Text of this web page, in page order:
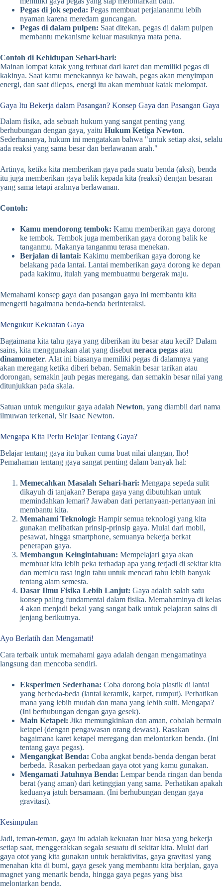
Pegas di jok sepeda: Pegas membuat perjalananmu lebih
nyaman karena meredam guncangan.
Pegas di dalam pulpen: Saat ditekan, pegas di dalam pulpen
membantu mekanisme keluar masuknya mata pena.
Contoh di Kehidupan Sehari-hari:
Mainan lompat katak yang terbuat dari karet dan memiliki pegas di
kakinya. Saat kamu menekannya ke bawah, pegas akan menyimpan
energi, dan saat dilepas, energi itu akan membuat katak melompat.
Gaya Itu Bekerja dalam Pasangan? Konsep Gaya dan Pasangan Gaya
Dalam fisika, ada sebuah hukum yang sangat penting yang
berhubungan dengan gaya, yaitu Hukum Ketiga Newton.
Sederhananya, hukum ini mengatakan bahwa "untuk setiap aksi, selalu
ada reaksi yang sama besar dan berlawanan arah."
Artinya, ketika kita memberikan gaya pada suatu benda (aksi), benda
itu juga memberikan gaya balik kepada kita (reaksi) dengan besaran
yang sama tetapi arahnya berlawanan.
Contoh:
Kamu mendorong tembok: Kamu memberikan gaya dorong
ke tembok. Tembok juga memberikan gaya dorong balik ke
tanganmu. Makanya tanganmu terasa menekan.
Berjalan di lantai: Kakimu memberikan gaya dorong ke
belakang pada lantai. Lantai memberikan gaya dorong ke depan
pada kakimu, itulah yang membuatmu bergerak maju.
Memahami konsep gaya dan pasangan gaya ini membantu kita
mengerti bagaimana benda-benda berinteraksi.
Mengukur Kekuatan Gaya
Bagaimana kita tahu gaya yang diberikan itu besar atau kecil? Dalam
sains, kita menggunakan alat yang disebut neraca pegas atau
dinamometer. Alat ini biasanya memiliki pegas di dalamnya yang
akan meregang ketika diberi beban. Semakin besar tarikan atau
dorongan, semakin jauh pegas meregang, dan semakin besar nilai yang
ditunjukkan pada skala.
Satuan untuk mengukur gaya adalah Newton, yang diambil dari nama
ilmuwan terkenal, Sir Isaac Newton.
Mengapa Kita Perlu Belajar Tentang Gaya?
Belajar tentang gaya itu bukan cuma buat nilai ulangan, lho!
Pemahaman tentang gaya sangat penting dalam banyak hal:
Memecahkan Masalah Sehari-hari: Mengapa sepeda sulit
dikayuh di tanjakan? Berapa gaya yang dibutuhkan untuk
memindahkan lemari? Jawaban dari pertanyaan-pertanyaan ini
membantu kita.
Memahami Teknologi: Hampir semua teknologi yang kita
gunakan melibatkan prinsip-prinsip gaya. Mulai dari mobil,
pesawat, hingga smartphone, semuanya bekerja berkat
penerapan gaya.
Membangun Keingintahuan: Mempelajari gaya akan
membuat kita lebih peka terhadap apa yang terjadi di sekitar kita
dan memicu rasa ingin tahu untuk mencari tahu lebih banyak
tentang alam semesta.
Dasar Ilmu Fisika Lebih Lanjut: Gaya adalah salah satu
konsep paling fundamental dalam fisika. Memahaminya di kelas
4 akan menjadi bekal yang sangat baik untuk pelajaran sains di
jenjang berikutnya.
Ayo Berlatih dan Mengamati!
Cara terbaik untuk memahami gaya adalah dengan mengamatinya
langsung dan mencoba sendiri.
Eksperimen Sederhana: Coba dorong bola plastik di lantai
yang berbeda-beda (lantai keramik, karpet, rumput). Perhatikan
mana yang lebih mudah dan mana yang lebih sulit. Mengapa?
(Ini berhubungan dengan gaya gesek).
Main Ketapel: Jika memungkinkan dan aman, cobalah bermain
ketapel (dengan pengawasan orang dewasa). Rasakan
bagaimana karet ketapel meregang dan melontarkan benda. (Ini
tentang gaya pegas).
Mengangkat Benda: Coba angkat benda-benda dengan berat
berbeda. Rasakan perbedaan gaya otot yang kamu gunakan.
Mengamati Jatuhnya Benda: Lempar benda ringan dan benda
berat (yang aman) dari ketinggian yang sama. Perhatikan apakah
keduanya jatuh bersamaan. (Ini berhubungan dengan gaya
gravitasi).
Kesimpulan
Jadi, teman-teman, gaya itu adalah kekuatan luar biasa yang bekerja
setiap saat, menggerakkan segala sesuatu di sekitar kita. Mulai dari
gaya otot yang kita gunakan untuk beraktivitas, gaya gravitasi yang
menahan kita di bumi, gaya gesek yang membantu kita berjalan, gaya
magnet yang menarik benda, hingga gaya pegas yang bisa
melontarkan benda.